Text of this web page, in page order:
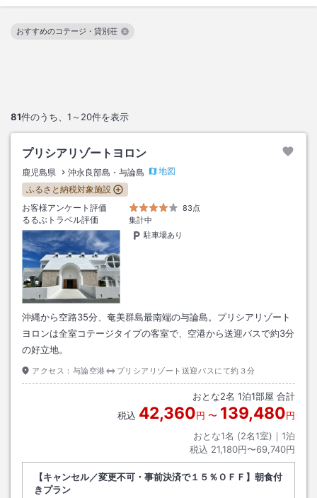
81件のうち、 1～20件を表示
おすすめのコテージ・貸別荘
この絞り込み条件を解除
プリシアリゾートヨロン
鹿児島県 沖永良部島・与論島
地図
ふるさと納税対象施設
お客様アンケート評価
83点
るるぶトラベル評価
集計中
駐車場あり
沖縄から空路35分、奄美群島最南端の与論島。プリシアリゾート
ヨロンは全室コテージタイプの客室で、空港から送迎バスで約3分
の好立地。
アクセス： 与論空港⇔プリシアリゾート送迎バスにて約３分
おとな2名 1泊1部屋 合計
税込 42,360円 〜 139,480円
おとな1名 (2名1室)｜ 1泊
税込 21,180円〜69,740円
【キャンセル／変更不可・事前決済で１５％ＯＦＦ】朝食付
きプラン